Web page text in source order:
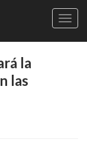
la
las